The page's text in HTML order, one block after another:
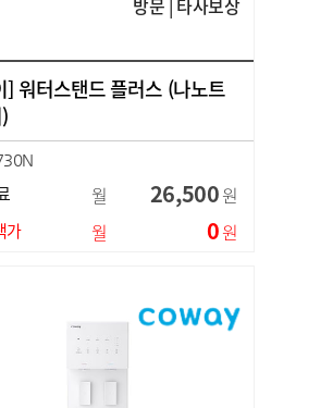
방문 | 타사보상
] 워터스탠드 플러스 (나노트
월 26,500원
가 월 0원